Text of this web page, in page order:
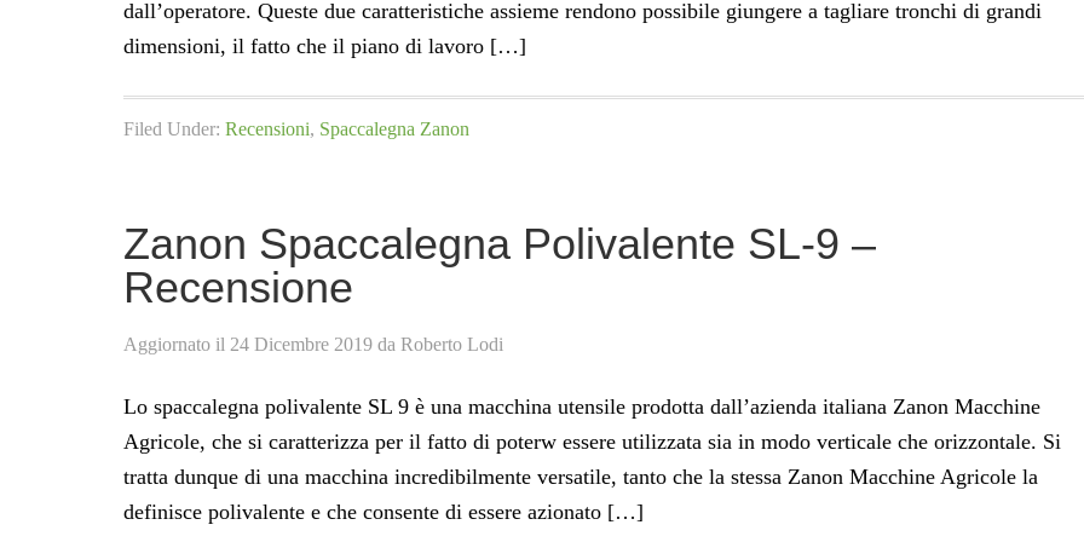
dall’operatore. Queste due caratteristiche assieme rendono possibile giungere a tagliare tronchi di grandi
dimensioni, il fatto che il piano di lavoro […]
Filed Under: Recensioni, Spaccalegna Zanon
Zanon Spaccalegna Polivalente SL-9 –
Recensione
Aggiornato il 24 Dicembre 2019 da Roberto Lodi
Lo spaccalegna polivalente SL 9 è una macchina utensile prodotta dall’azienda italiana Zanon Macchine
Agricole, che si caratterizza per il fatto di poterw essere utilizzata sia in modo verticale che orizzontale. Si
tratta dunque di una macchina incredibilmente versatile, tanto che la stessa Zanon Macchine Agricole la
definisce polivalente e che consente di essere azionato […]